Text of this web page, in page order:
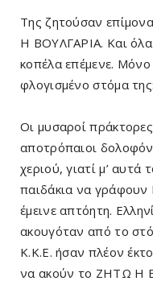
Της ζητούσαν
Η ΒΟΥΛΓΑΡΙΑ. Και
κοπέλα επέμενε.
φλογισμένο στόμα
Οι μυσαροί
αποτρόπαιοι
χεριού, γιατί μ’ αυτά
παιδάκια να γράφουν
έμεινε απτόητη.
ακουγόταν από το
Κ.Κ.Ε. ήσαν πλέον
να ακούν το ΖΗΤΩ Η